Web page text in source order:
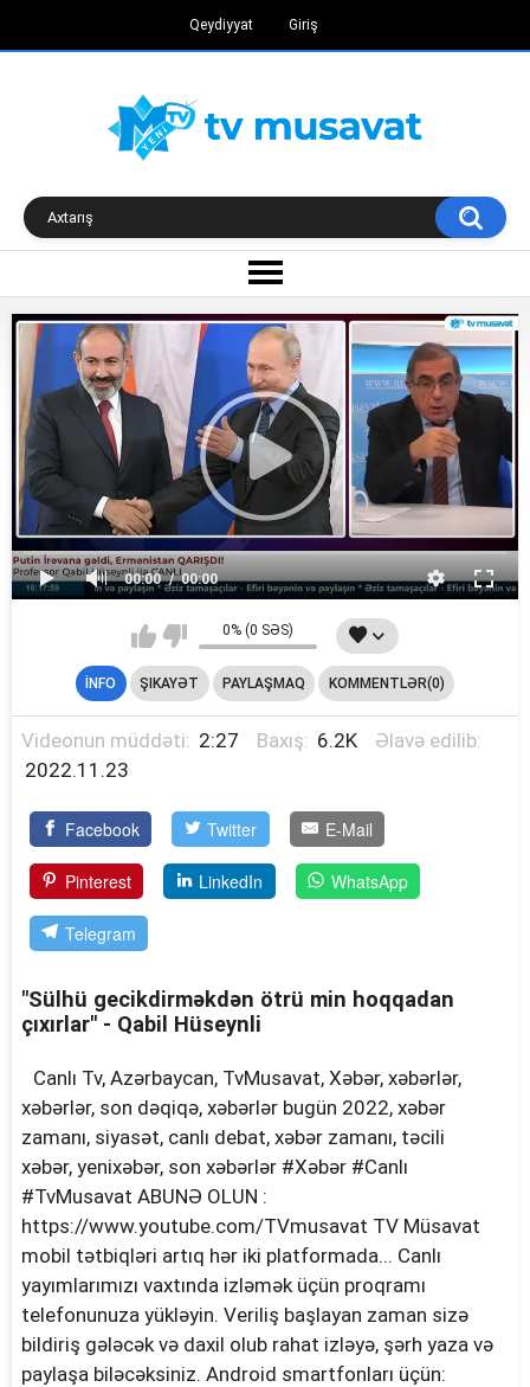
Qeydiyyat Giriş
00:00 00:00
0% (0 SƏS)
İNFO ŞIKAYƏT PAYLAŞMAQ KOMMENTLƏR(0)
Videonun müddəti: 2:27 Baxış: 6.2K
Əlavə edilib:
2022.11.23
Facebook Twitter E-Mail
Pinterest LinkedIn WhatsApp
Telegram
"Sülhü gecikdirməkdən ötrü min hoqqadan
çıxırlar" - Qabil Hüseynli
Canlı Tv, Azərbaycan, TvMusavat, Xəbər, xəbərlər,
xəbərlər, son dəqiqə, xəbərlər bugün 2022, xəbər
zamanı, siyasət, canlı debat, xəbər zamanı, təcili
xəbər, yenixəbər, son xəbərlər #Xəbər #Canlı
#TvMusavat ABUNƏ OLUN :
https://www.youtube.com/TVmusavat TV Müsavat
mobil tətbiqləri artıq hər iki platformada... Canlı
yayımlarımızı vaxtında izləmək üçün proqramı
telefonunuza yükləyin. Veriliş başlayan zaman sizə
bildiriş gələcək və daxil olub rahat izləyə, şərh yaza və
paylaşa biləcəksiniz. Android smartfonları üçün: